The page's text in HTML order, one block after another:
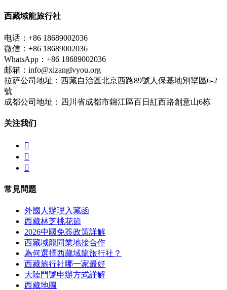
西藏域龍旅行社
电话：+86 18689002036
微信：+86 18689002036
WhatsApp：+86 18689002036
邮箱：info@xizanglvyou.org
拉萨公司地址：西藏自治區北京西路89號人保基地別墅區6-2
號
成都公司地址：四川省成都市錦江區百日紅西路創意山6栋
关注我们



常見問題
外國人辦理入藏函
西藏林芝桃花節
2026中國免簽政策詳解
西藏域龍同業地接合作
為何選擇西藏域龍旅行社？
西藏旅行社哪一家最好
大陸門號申辦方式詳解
西藏地圖